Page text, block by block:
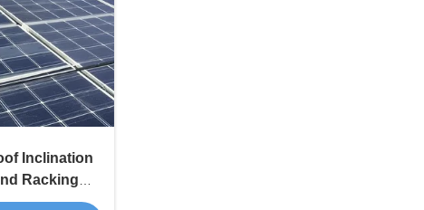
Inclination
Racking
Applications